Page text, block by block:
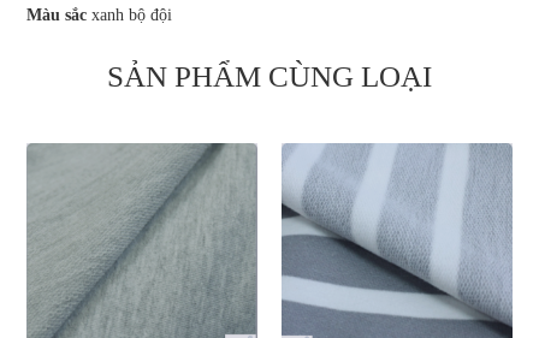
Màu sắc xanh bộ đội
SẢN PHẨM CÙNG LOẠI